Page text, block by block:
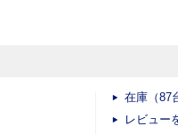
在庫（87
レビュー